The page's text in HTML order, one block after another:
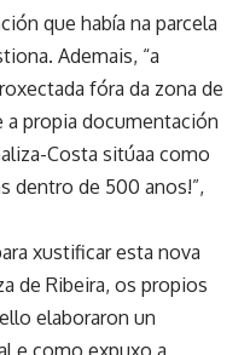
que había na parcela
Ademais, “a
fóra da zona de
propia documentación
Costa sitúaa como
dentro de 500 anos!”,
xustificar esta nova
de Ribeira, os propios
elaboraron un